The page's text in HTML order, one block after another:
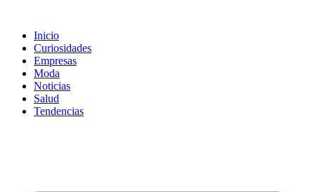
contenido
Inicio
Curiosidades
Empresas
Moda
Noticias
Salud
Tendencias